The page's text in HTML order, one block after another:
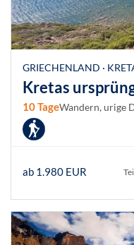
GRIECHENLAND ·
Kretas
10 TageWandern, urige
ab 1.980 EUR